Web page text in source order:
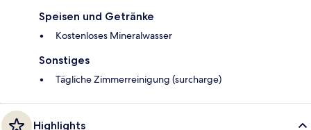
Speisen und Getränke
Kostenloses Mineralwasser
Sonstiges
Tägliche Zimmerreinigung (surcharge)
Highlights